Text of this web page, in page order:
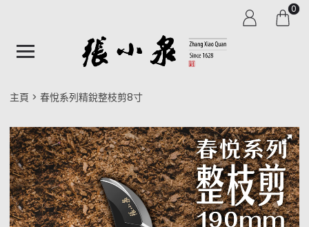
0
主頁 春悅系列精銳整枝剪8寸